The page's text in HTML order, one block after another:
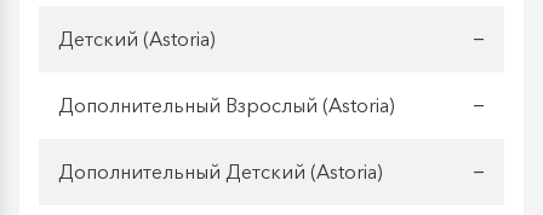
Детский (Astoria) —
Дополнительный Взрослый (Astoria) —
Дополнительный Детский (Astoria) —